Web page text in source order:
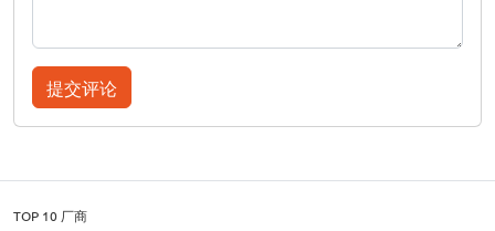
提交评论
TOP 10 厂商